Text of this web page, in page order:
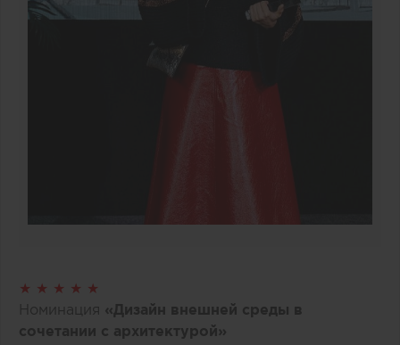
★ ★ ★ ★ ★
Номинация «Дизайн внешней среды в
сочетании с архитектурой»